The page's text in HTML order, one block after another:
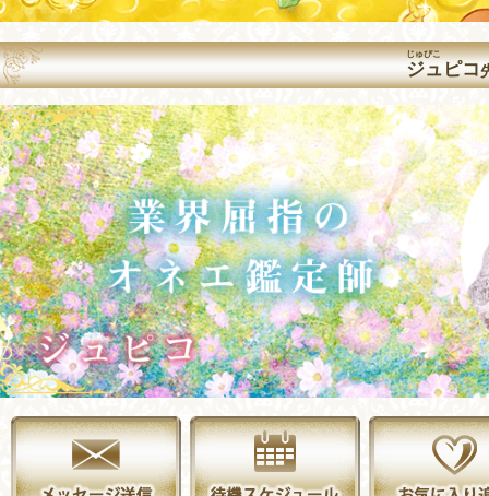
じゅぴこ
ジュピコ